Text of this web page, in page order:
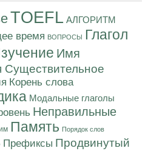
TOEFL АЛГОРИТМ
время ВОПРОСЫ Глагол
Имя
Существительное
Корень слова
Модальные глаголы
Неправильные
Память Порядок слов
Префиксы Продвинутый